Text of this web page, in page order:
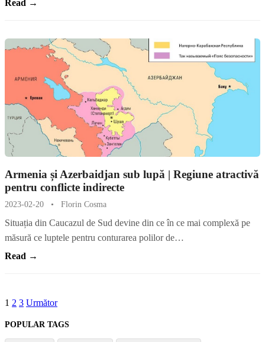
Read →
Armenia și Azerbaidjan sub lupă | Regiune atractivă
pentru conflicte indirecte
2023-02-20 • Florin Cosma
Situația din Caucazul de Sud devine din ce în ce mai complexă pe
măsură ce luptele pentru conturarea polilor de…
Read →
Paginație
articole
1 2 3 Următor
POPULAR TAGS